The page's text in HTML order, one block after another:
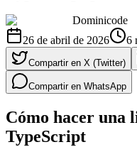
Dominicode
26 de abril de 2026
6
Compartir en X (Twitter)
Compartir en WhatsApp
Cómo hacer una
TypeScript